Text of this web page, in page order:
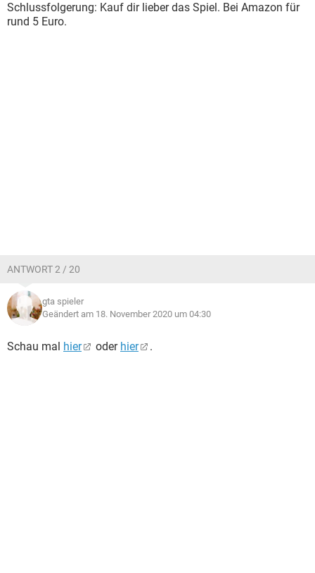
Schlussfolgerung: Kauf dir lieber das Spiel. Bei Amazon für
rund 5 Euro.
ANTWORT 2 / 20
gta spieler
Geändert am 18. November 2020 um 04:30
Schau mal hier oder hier .